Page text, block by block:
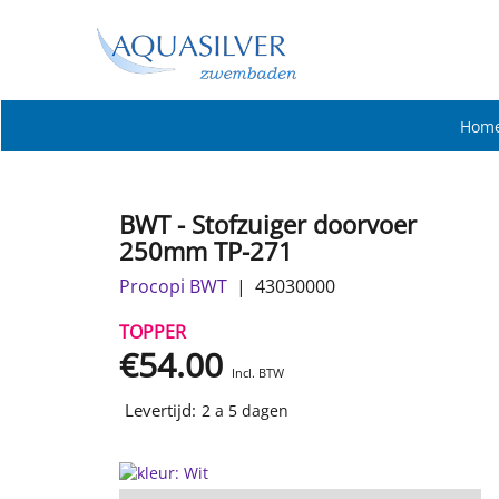
BWT - Stofzuiger doorvoer
250mm TP-271
Procopi BWT
43030000
TOPPER
€54.00 Incl. BTW
Levertijd: 2 a 5 dagen